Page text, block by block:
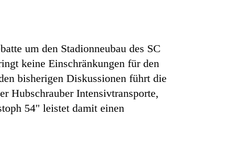
um den Stadionneubau des SC
keine Einschränkungen für den
bisherigen Diskussionen führt die
Hubschrauber Intensivtransporte,
54" leistet damit einen